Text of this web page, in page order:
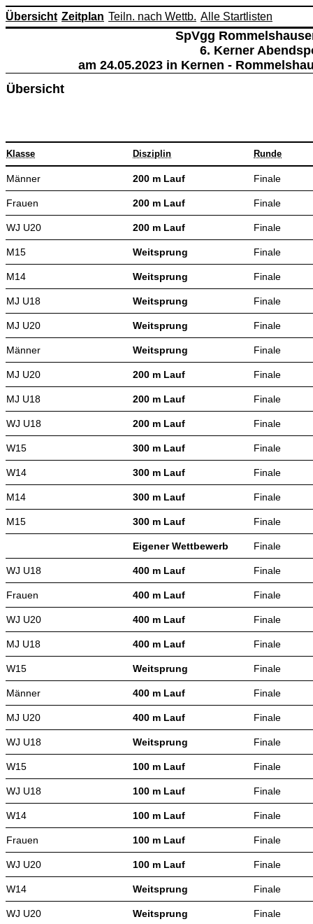
Übersicht Zeitplan Teiln. nach Wettb. Alle Startlisten
SpVgg
6. Kerner
am 24.05.2023 in Kernen -
Übersicht
Klasse Disziplin Runde
Männer 200 m Lauf Finale
Frauen 200 m Lauf Finale
WJ U20 200 m Lauf Finale
M15 Weitsprung Finale
M14 Weitsprung Finale
MJ U18 Weitsprung Finale
MJ U20 Weitsprung Finale
Männer Weitsprung Finale
MJ U20 200 m Lauf Finale
MJ U18 200 m Lauf Finale
WJ U18 200 m Lauf Finale
W15 300 m Lauf Finale
W14 300 m Lauf Finale
M14 300 m Lauf Finale
M15 300 m Lauf Finale
Eigener Wettbewerb Finale
WJ U18 400 m Lauf Finale
Frauen 400 m Lauf Finale
WJ U20 400 m Lauf Finale
MJ U18 400 m Lauf Finale
W15 Weitsprung Finale
Männer 400 m Lauf Finale
MJ U20 400 m Lauf Finale
WJ U18 Weitsprung Finale
W15 100 m Lauf Finale
WJ U18 100 m Lauf Finale
W14 100 m Lauf Finale
Frauen 100 m Lauf Finale
WJ U20 100 m Lauf Finale
W14 Weitsprung Finale
WJ U20 Weitsprung Finale